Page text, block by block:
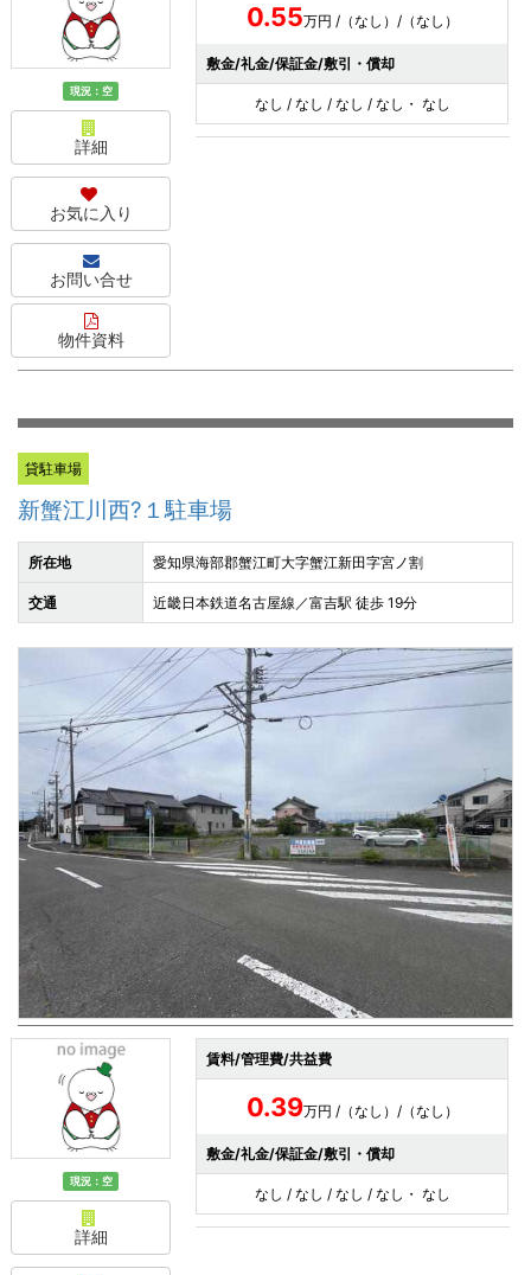
現況：空
詳細
お気に入り
お問い合せ
物件資料
0.55万円 /（なし）/（なし）
敷金/礼金/保証金/敷引・償却
なし / なし / なし / なし・ なし
貸駐車場
新蟹江川西?１駐車場
所在地 愛知県海部郡蟹江町大字蟹江新田字宮ノ割
交通 近畿日本鉄道名古屋線／富吉駅 徒歩 19分
現況：空
詳細
賃料/管理費/共益費
0.39万円 /（なし）/（なし）
敷金/礼金/保証金/敷引・償却
なし / なし / なし / なし・ なし